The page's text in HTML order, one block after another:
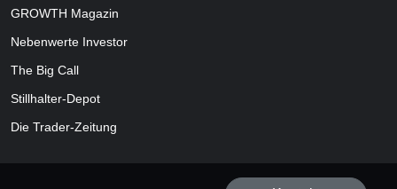
GROWTH Magazin
Nebenwerte Investor
The Big Call
Stillhalter-Depot
Die Trader-Zeitung